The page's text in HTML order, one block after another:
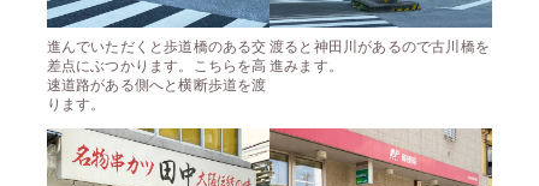
進んでいただくと歩道橋のある交
差点にぶつかります。こちらを高
速道路がある側へと横断歩道を渡
ります。
渡ると神田川があるので古川橋を
進みます。